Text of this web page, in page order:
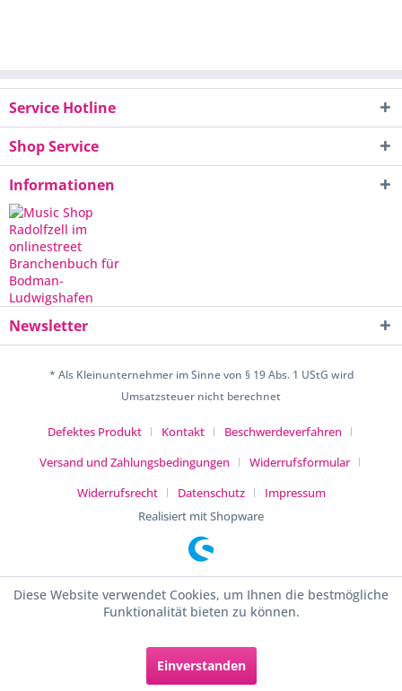
Service Hotline
Shop Service
Informationen
Newsletter
* Als Kleinunternehmer im Sinne von § 19 Abs. 1 UStG wird
Umsatzsteuer nicht berechnet
Defektes Produkt Kontakt
Beschwerdeverfahren
Versand und Zahlungsbedingungen
Widerrufsformular
Widerrufsrecht
Datenschutz
Impressum
Realisiert mit Shopware
Diese Website verwendet Cookies, um Ihnen die bestmögliche
Funktionalität bieten zu können.
Einverstanden